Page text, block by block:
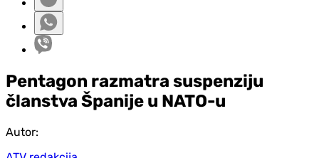
Pentagon razmatra suspenziju
članstva Španije u NATO-u
Autor: